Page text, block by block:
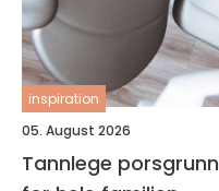
inspiration
05. August 2026
Tannlege porsgrunn trygg tannbehandling